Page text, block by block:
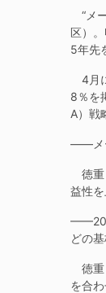
“メ
区）
5年先
4月
8％を
A）戦
——メ
徳重
益性
どの
徳重
を合